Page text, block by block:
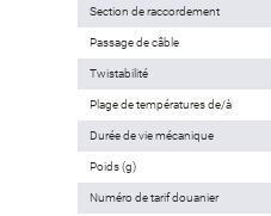
Section de raccordement
Passage de câble
Twistabilité
Plage de températures de/à
Durée de vie mécanique
Poids (g)
Numéro de tarif douanier